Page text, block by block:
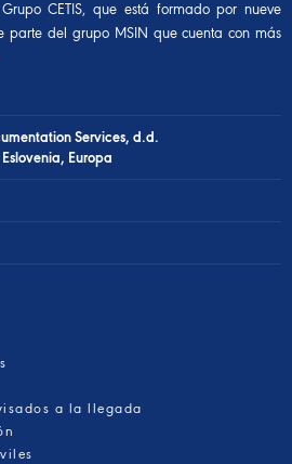
Grupo CETIS, que está formado por nueve
parte del grupo MSIN que cuenta con más
Services, d.d.
Europa
a la llegada